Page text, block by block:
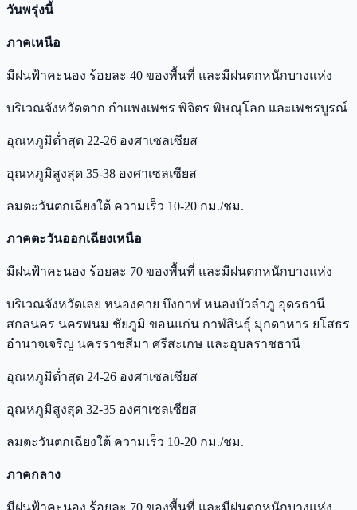
วันพรุ่งนี้
ภาคเหนือ
มีฝนฟ้าคะนอง ร้อยละ 40 ของพื้นที่ และมีฝนตกหนักบางแห่ง
บริเวณจังหวัดตาก กำแพงเพชร พิจิตร พิษณุโลก และเพชรบูรณ์
อุณหภูมิต่ำสุด 22-26 องศาเซลเซียส
อุณหภูมิสูงสุด 35-38 องศาเซลเซียส
ลมตะวันตกเฉียงใต้ ความเร็ว 10-20 กม./ชม.
ภาคตะวันออกเฉียงเหนือ
มีฝนฟ้าคะนอง ร้อยละ 70 ของพื้นที่ และมีฝนตกหนักบางแห่ง
บริเวณจังหวัดเลย หนองคาย บึงกาฬ หนองบัวลำภู อุดรธานี
สกลนคร นครพนม ชัยภูมิ ขอนแก่น กาฬสินธุ์ มุกดาหาร ยโสธร
อำนาจเจริญ นครราชสีมา ศรีสะเกษ และอุบลราชธานี
อุณหภูมิต่ำสุด 24-26 องศาเซลเซียส
อุณหภูมิสูงสุด 32-35 องศาเซลเซียส
ลมตะวันตกเฉียงใต้ ความเร็ว 10-20 กม./ชม.
ภาคกลาง
มีฝนฟ้าคะนอง ร้อยละ 70 ของพื้นที่ และมีฝนตกหนักบางแห่ง